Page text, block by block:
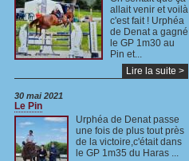
allait venir et voilà
c'est fait ! Urphéa
de Denat a gagné
le GP 1m30 au
Pin et...
Lire la suite >
30 mai 2021
Le Pin
Urphéa de Denat passe
une fois de plus tout près
de la victoire,c'était dans
le GP 1m35 du Haras ...